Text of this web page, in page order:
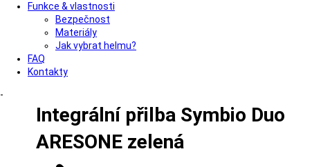
Funkce & vlastnosti
Bezpečnost
Materiály
Jak vybrat helmu?
FAQ
Kontakty
-
Integrální přilba Symbio Duo
ARESONE zelená